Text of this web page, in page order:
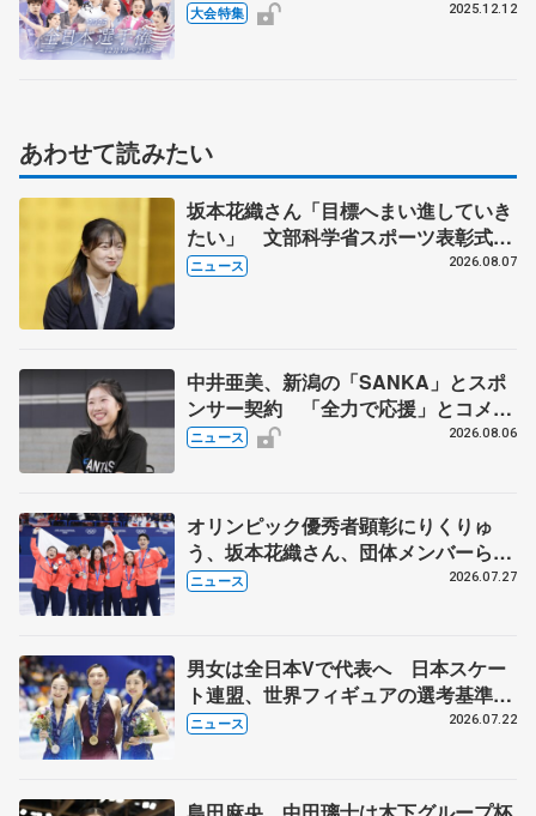
大会特集 2025.12.12
あわせて読みたい
坂本花織さん「目標へまい進していき
たい」 文部科学省スポーツ表彰式で
代表謝辞
ニュース 2026.08.07
中井亜美、新潟の「SANKA」とスポ
ンサー契約 「全力で応援」とコメン
ト
ニュース 2026.08.06
オリンピック優秀者顕彰にりくりゅ
う、坂本花織さん、団体メンバーら
8月7日に文科省が表彰式、ブルーノ・
ニュース 2026.07.27
男女は全日本Vで代表へ 日本スケー
ト連盟、世界フィギュアの選考基準を
承認
ニュース 2026.07.22